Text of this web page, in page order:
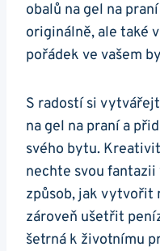
obalů na gel na
originálně, ale také
pořádek ve vašem
S radostí si
na gel na praní a
svého bytu.
nechte svou
způsob, jak vytvořit
zároveň ​ušetřit
šetrná ⁣k životnímu